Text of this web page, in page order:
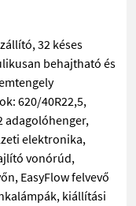
32 késes
behajtható és
620/40R22,5,
adagolóhenger,
elektronika,
vonórúd,
EasyFlow felvevő
kiállítási